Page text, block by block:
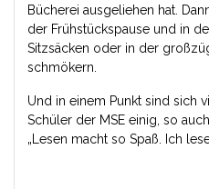
Bücherei ausgeliehen hat.
der Frühstückspause und in
Sitzsäcken oder in der
schmökern.
Und in einem Punkt sind sich
Schüler der MSE einig, so
„Lesen macht so Spaß. Ich